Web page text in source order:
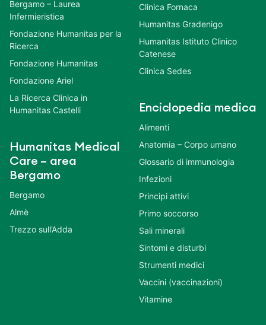
Bergamo – Laurea
Infermieristica
Fondazione Humanitas per la
Ricerca
Fondazione Humanitas
Fondazione Ariel
La Ricerca Clinica in
Humanitas Castelli
Humanitas Medical
Care – area
Bergamo
Bergamo
Almè
Trezzo sull’Adda
Clinica Fornaca
Humanitas Gradenigo
Humanitas Istituto Clinico
Catenese
Clinica Sedes
Enciclopedia medica
Alimenti
Anatomia – Corpo umano
Glossario di immunologia
Infezioni
Principi attivi
Primo soccorso
Sali minerali
Sintomi e disturbi
Strumenti medici
Vaccini (vaccinazioni)
Vitamine